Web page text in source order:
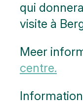
qui
visite à
Meer
centre.